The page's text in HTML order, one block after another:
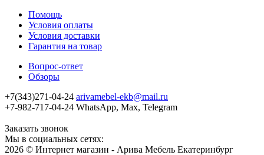
Помощь
Условия оплаты
Условия доставки
Гарантия на товар
Вопрос-ответ
Обзоры
+7(343)271-04-24 arivamebel-ekb@mail.ru
+7-982-717-04-24 WhatsApp, Max, Telegram
Заказать звонок
Мы в социальных сетях:
2026 © Интернет магазин - Арива Мебель Екатеринбург